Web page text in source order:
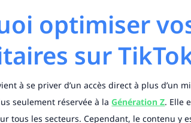
optimiser
sur
à se priver d’un accès direct à plus d’un
seulement réservée à laGénération Z. Elle
tous les secteurs. Cependant, le contenu y